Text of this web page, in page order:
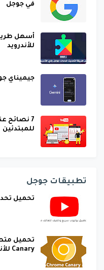
في جوجل
أسهل
للأندرويد
جيميناي
7 نصائح
للمبتدئين
تطبيقات جوجل
تحميل
Canary للأندرويد apk